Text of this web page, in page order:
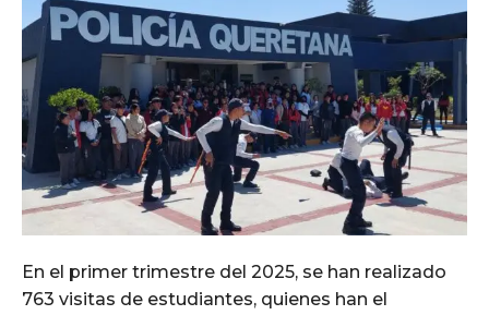
En el primer trimestre del 2025, se han realizado
763 visitas de estudiantes, quienes han el